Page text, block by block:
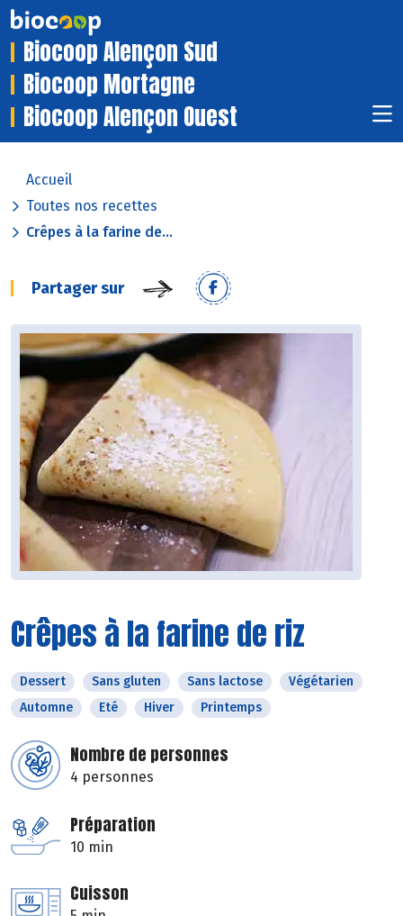
Biocoop Alençon Sud
Biocoop Mortagne
Biocoop Alençon Ouest
Accueil
Toutes nos recettes
Crêpes à la farine de...
Partager sur
Crêpes à la farine de riz
Dessert Sans gluten Sans lactose
Végétarien
Automne
Eté Hiver Printemps
Nombre de personnes
4 personnes
Préparation
10 min
Cuisson